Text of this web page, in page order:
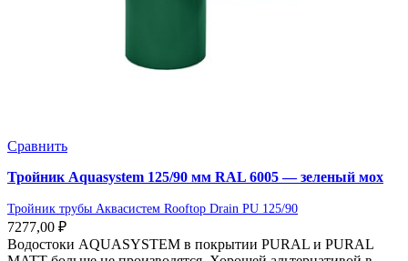
Сравнить
Тройник Aquasystem 125/90 мм RAL 6005 — зеленый мох
Тройник трубы Аквасистем Rooftop Drain PU 125/90
7277,00 ₽
Водостоки AQUASYSTEM в покрытии PURAL и PURAL